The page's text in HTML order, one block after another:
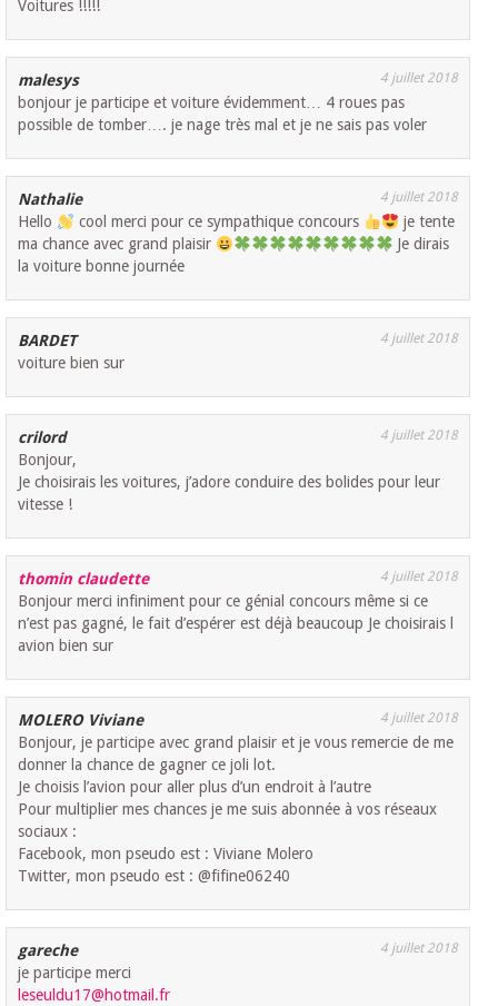
Voitures !!!!!
malesys 4 juillet 2018
bonjour je participe et voiture évidemment… 4 roues pas
possible de tomber…. je nage très mal et je ne sais pas voler
Nathalie 4 juillet 2018
Hello cool merci pour ce sympathique concours
je tente
ma chance avec grand plaisir
Je dirais
la voiture bonne journée
BARDET 4 juillet 2018
voiture bien sur
crilord 4 juillet 2018
Bonjour,
Je choisirais les voitures, j’adore conduire des bolides pour leur
vitesse !
thomin claudette 4 juillet 2018
Bonjour merci infiniment pour ce génial concours même si ce
n’est pas gagné, le fait d’espérer est déjà beaucoup Je choisirais l
avion bien sur
MOLERO Viviane 4 juillet 2018
Bonjour, je participe avec grand plaisir et je vous remercie de me
donner la chance de gagner ce joli lot.
Je choisis l’avion pour aller plus d’un endroit à l’autre
Pour multiplier mes chances je me suis abonnée à vos réseaux
sociaux :
Facebook, mon pseudo est : Viviane Molero
Twitter, mon pseudo est : @fifine06240
gareche 4 juillet 2018
je participe merci
leseuldu17@hotmail.fr